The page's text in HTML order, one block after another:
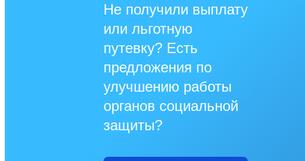
Не получили выплату
или льготную
путевку? Есть
предложения по
улучшению работы
органов социальной
защиты?